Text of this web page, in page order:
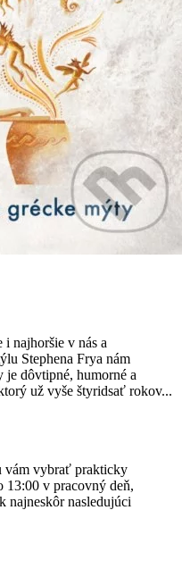
najhoršie v nás a
Stephena Frya nám
dôvtipné, humorné a
už vyše štyridsať rokov...
vám vybrať prakticky
13:00 v pracovný deň,
najneskôr nasledujúci